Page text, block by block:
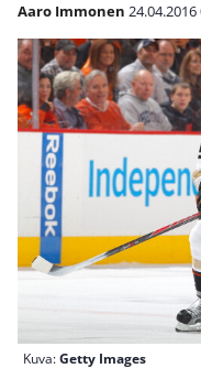
Aaro Immonen 24.04.2016
Kuva:Getty Images